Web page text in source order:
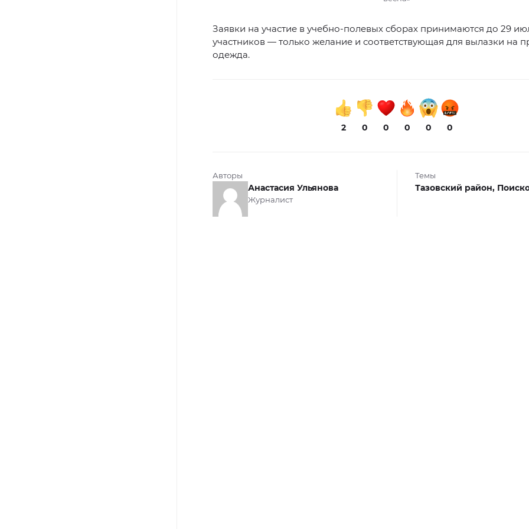
Заявки на участие в учебно-полевых сборах принимаются до 29
участников — только желание и соответствующая для вылазки на
одежда.
2 0 0 0 0 0
Авторы
Анастасия Ульянова
Журналист
Темы
Тазовский район,